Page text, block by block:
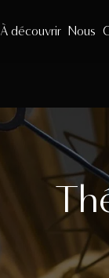
À découvrir Nous